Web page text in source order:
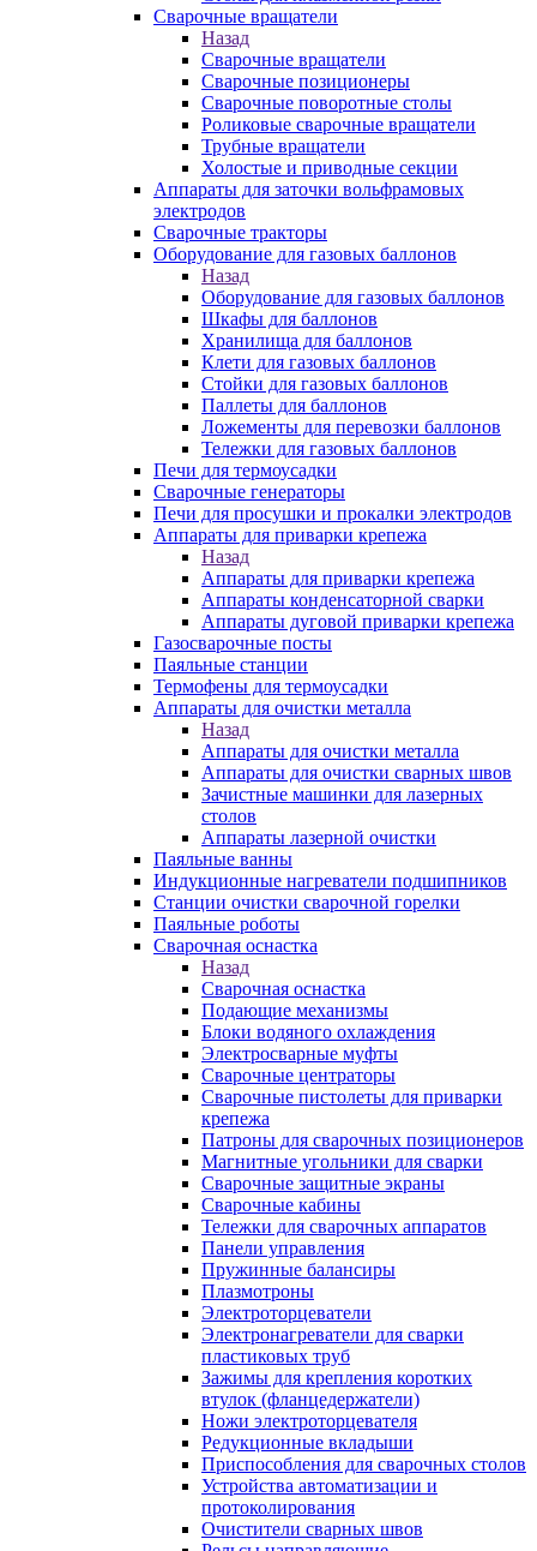
Сварочные вращатели
Назад
Сварочные вращатели
Сварочные позиционеры
Сварочные поворотные столы
Роликовые сварочные вращатели
Трубные вращатели
Холостые и приводные секции
Аппараты для заточки вольфрамовых
электродов
Сварочные тракторы
Оборудование для газовых баллонов
Назад
Оборудование для газовых баллонов
Шкафы для баллонов
Хранилища для баллонов
Клети для газовых баллонов
Стойки для газовых баллонов
Паллеты для баллонов
Ложементы для перевозки баллонов
Тележки для газовых баллонов
Печи для термоусадки
Сварочные генераторы
Печи для просушки и прокалки электродов
Аппараты для приварки крепежа
Назад
Аппараты для приварки крепежа
Аппараты конденсаторной сварки
Аппараты дуговой приварки крепежа
Газосварочные посты
Паяльные станции
Термофены для термоусадки
Аппараты для очистки металла
Назад
Аппараты для очистки металла
Аппараты для очистки сварных швов
Зачистные машинки для лазерных
столов
Аппараты лазерной очистки
Паяльные ванны
Индукционные нагреватели подшипников
Станции очистки сварочной горелки
Паяльные роботы
Сварочная оснастка
Назад
Сварочная оснастка
Подающие механизмы
Блоки водяного охлаждения
Электросварные муфты
Сварочные центраторы
Сварочные пистолеты для приварки
крепежа
Патроны для сварочных позиционеров
Магнитные угольники для сварки
Сварочные защитные экраны
Сварочные кабины
Тележки для сварочных аппаратов
Панели управления
Пружинные балансиры
Плазмотроны
Электроторцеватели
Электронагреватели для сварки
пластиковых труб
Зажимы для крепления коротких
втулок (фланцедержатели)
Ножи электроторцевателя
Редукционные вкладыши
Приспособления для сварочных столов
Устройства автоматизации и
протоколирования
Очистители сварных швов